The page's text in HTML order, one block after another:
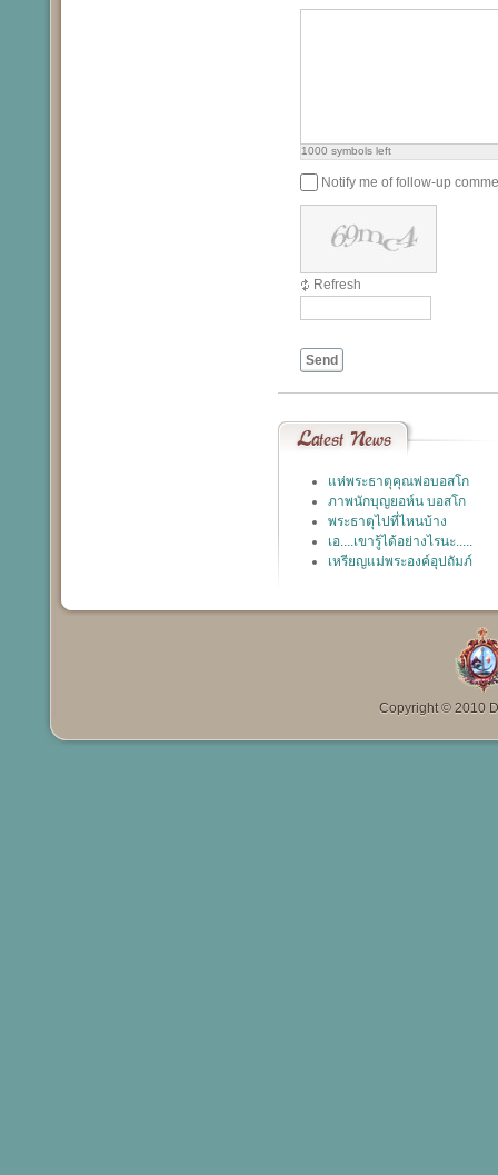
1000 symbols left
Notify me of follow-up
Refresh
Send
Latest News
แห่พระธาตุคุณพ่อบอสโก
ภาพนักบุญยอห์น บอสโก
พระธาตุไปที่ไหนบ้าง
เอ....เขารู้ได้อย่างไรนะ.....
เหรียญแม่พระองค์อุปถัมภ์
Copyright © 2010